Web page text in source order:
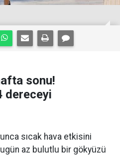
sonu!
dereceyi
sıcak hava etkisini
az bulutlu bir gökyüzü